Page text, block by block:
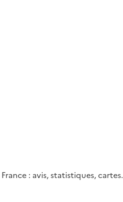
: avis, statistiques, cartes.